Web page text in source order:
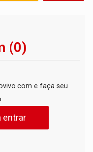
(0)
e faça seu
entrar